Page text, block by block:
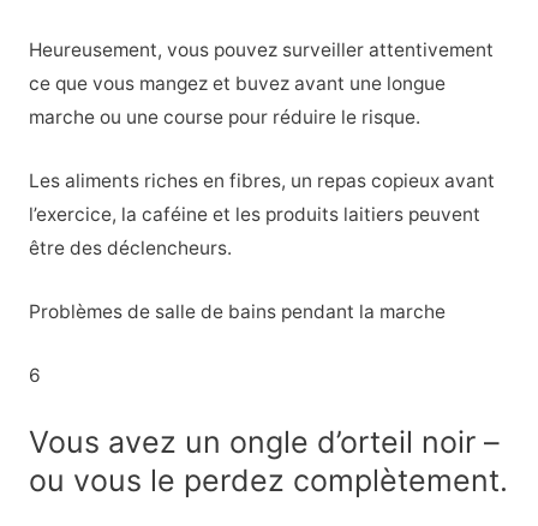
Heureusement, vous pouvez surveiller attentivement
ce que vous mangez et buvez avant une longue
marche ou une course pour réduire le risque.
Les aliments riches en fibres, un repas copieux avant
l’exercice, la caféine et les produits laitiers peuvent
être des déclencheurs.
Problèmes de salle de bains pendant la marche
6
Vous avez un ongle d’orteil noir –
ou vous le perdez complètement.